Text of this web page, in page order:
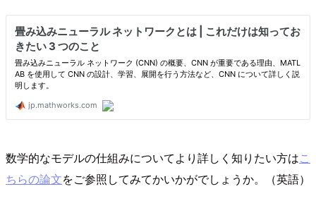
数学的なモデルの仕組みについてより詳しく知りたい方はこ
ちらの論文をご参照してみてかいかがでしょうか。（英語）